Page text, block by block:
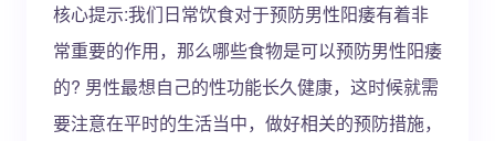
核心提示:我们日常饮食对于预防男性阳痿有着非
常重要的作用，那么哪些食物是可以预防男性阳痿
的? 男性最想自己的性功能长久健康，这时候就需
要注意在平时的生活当中，做好相关的预防措施，